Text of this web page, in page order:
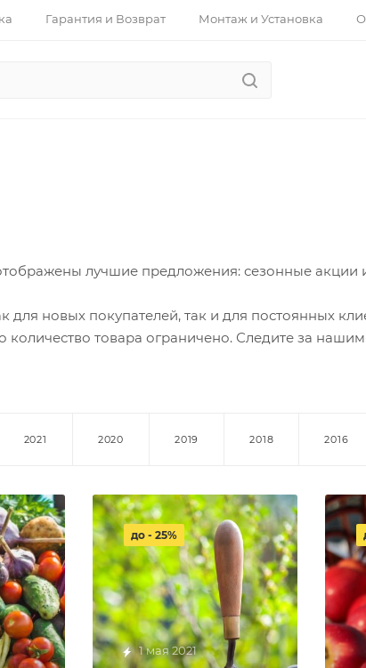
Гарантия и Возврат Монтаж и Установка
лучшие предложения: сезонные акции
для новых покупателей, так и для постоянных
количество товара ограничено. Следите за
2021 2020 2019 2018 2016
1 мая 2021
до - 25%